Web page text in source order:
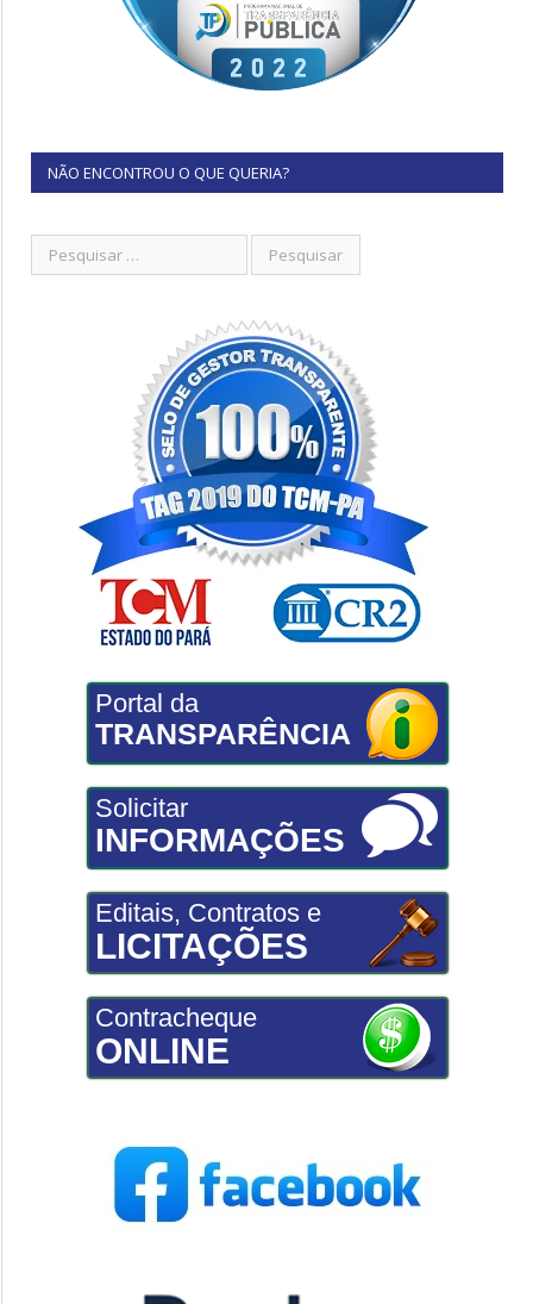
NÃO ENCONTROU O QUE QUERIA?
Portal da
TRANSPARÊNCIA
Solicitar
INFORMAÇÕES
Editais, Contratos e
LICITAÇÕES
Contracheque
ONLINE